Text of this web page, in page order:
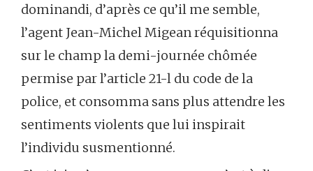
dominandi, d’après ce qu’il me semble,
l’agent Jean-Michel Migean réquisitionna
sur le champ la demi-journée chômée
permise par l’article 21-l du code de la
police, et consomma sans plus attendre les
sentiments violents que lui inspirait
l’individu susmentionné.